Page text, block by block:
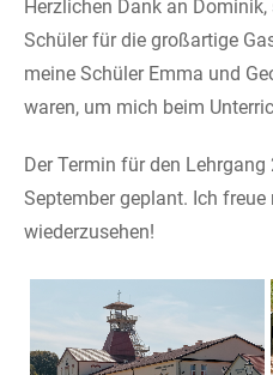
Herzlichen Dank an
Schüler für die großartige
meine Schüler Emma und
waren, um mich beim
Der Termin für den
September geplant. Ich
wiederzusehen!